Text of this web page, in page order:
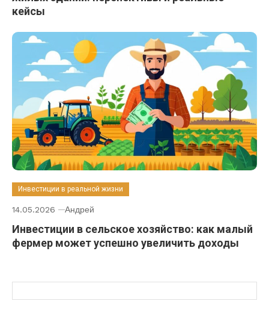
кейсы
Инвестиции в реальной жизни
14.05.2026 Андрей
Инвестиции в сельское хозяйство: как малый
фермер может успешно увеличить доходы